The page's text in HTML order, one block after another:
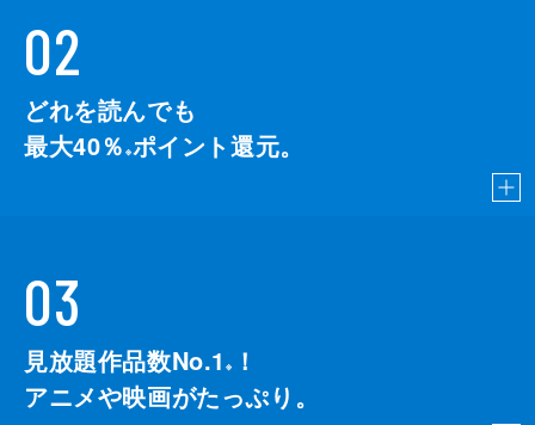
02
どれを読んでも
最大40％ ※ポイント還元。
03
見放題作品数No.1 ※
！
アニメや映画がたっぷり。